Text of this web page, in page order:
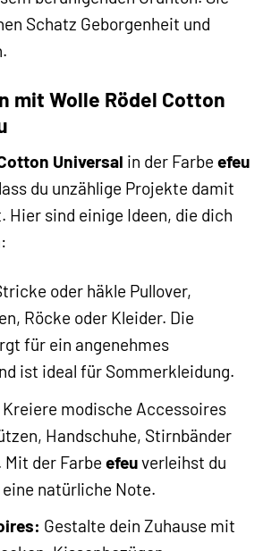
Schatz Geborgenheit und
mit Wolle Rödel Cotton
Universal in der Farbe efeu
du unzählige Projekte damit
Hier sind einige Ideen, die dich
oder häkle Pullover,
Röcke oder Kleider. Die
für ein angenehmes
ist ideal für Sommerkleidung.
Kreiere modische Accessoires
Handschuhe, Stirnbänder
Mit der Farbe efeuverleihst du
natürliche Note.
Gestalte dein Zuhause mit